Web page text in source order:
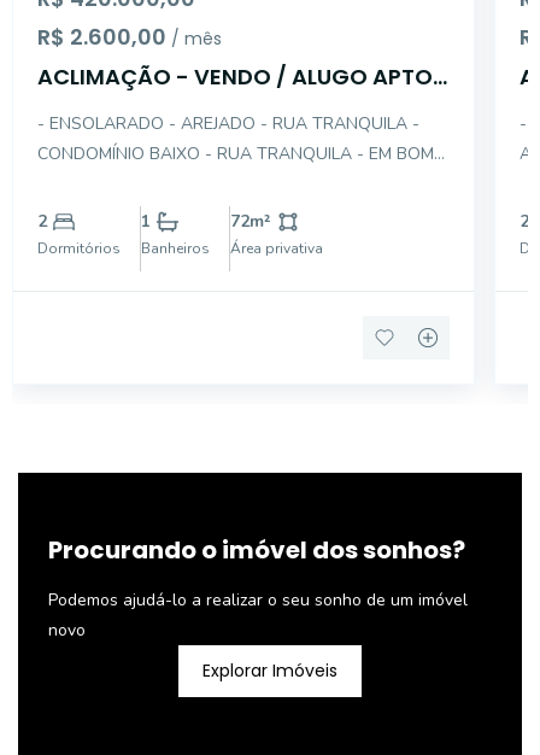
R$ 2.600,00 / mês
ACLIMAÇÃO - VENDO / ALUGO APTO
- ENSOLARADO - AREJADO - RUA TRANQUILA -
CONDOMÍNIO BAIXO - RUA TRANQUILA - EM BOM
PISO TACOS (MADEIRA) - COPA + COZINHA -
LAVANDERIA - GARAGEM 1 AUTO
2
Dormitórios
1
Banheiros
72m²
Área privativa
-
2
Procurando o imóvel dos sonhos?
Podemos ajudá-lo a realizar o seu sonho de um imóvel
novo
Explorar Imóveis